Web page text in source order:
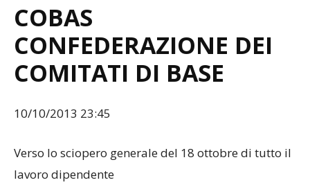
COBAS
CONFEDERAZIONE DEI
COMITATI DI BASE
10/10/2013 23:45
Verso lo sciopero generale del 18 ottobre di tutto il
lavoro dipendente